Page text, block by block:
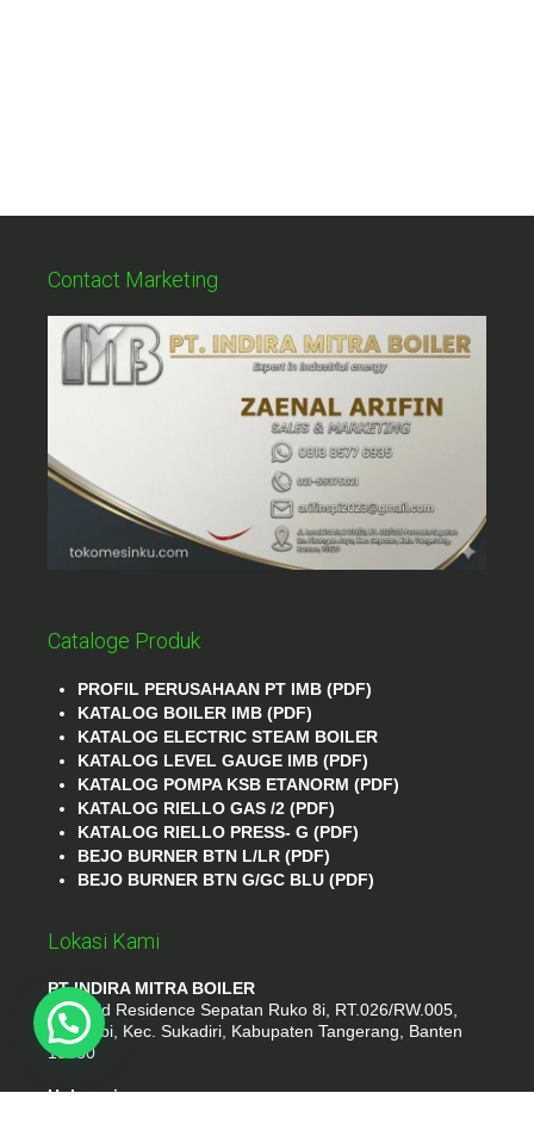
Contact Marketing
Cataloge Produk
PROFIL PERUSAHAAN PT IMB (PDF)
KATALOG BOILER IMB (PDF)
KATALOG ELECTRIC STEAM BOILER
KATALOG LEVEL GAUGE IMB (PDF)
KATALOG POMPA KSB ETANORM (PDF)
KATALOG RIELLO GAS /2 (PDF)
KATALOG RIELLO PRESS- G (PDF)
BEJO BURNER BTN L/LR (PDF)
BEJO BURNER BTN G/GC BLU (PDF)
Lokasi Kami
PT INDIRA MITRA BOILER
Emerald Residence Sepatan Ruko 8i, RT.026/RW.005,
Kosambi, Kec. Sukadiri, Kabupaten Tangerang, Banten
15530
Hubungi